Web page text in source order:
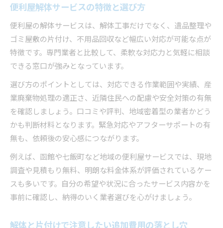
便利屋解体サービスの特徴と選び方
便利屋の解体サービスは、解体工事だけでなく、遺品整理や
ゴミ屋敷の片付け、不用品回収など幅広い対応が可能な点が
特徴です。専門業者と比較して、柔軟な対応力と気軽に相談
できる窓口が強みとなっています。
選び方のポイントとしては、対応できる作業範囲や実績、産
業廃棄物処理の適正さ、近隣住民への配慮や安全対策の有無
を確認しましょう。口コミや評判、地域密着型の業者かどう
かも判断材料となります。緊急対応やアフターサポートの有
無も、依頼後の安心感につながります。
例えば、函館や七飯町など地域の便利屋サービスでは、現地
調査や見積もり無料、明朗な料金体系が評価されているケー
スも多いです。自分の希望や状況に合ったサービス内容かを
事前に確認し、納得のいく業者選びを心がけましょう。